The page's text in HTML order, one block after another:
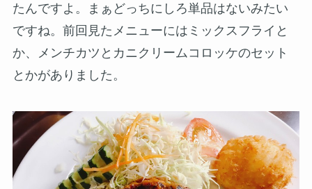
たんですよ。まぁどっちにしろ単品はないみたい
ですね。前回見たメニューにはミックスフライと
か、メンチカツとカニクリームコロッケのセット
とかがありました。